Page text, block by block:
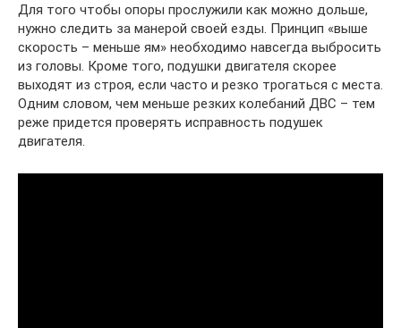
Для того чтобы опоры прослужили как можно дольше,
нужно следить за манерой своей езды. Принцип «выше
скорость – меньше ям» необходимо навсегда выбросить
из головы. Кроме того, подушки двигателя скорее
выходят из строя, если часто и резко трогаться с места.
Одним словом, чем меньше резких колебаний ДВС – тем
реже придется проверять исправность подушек
двигателя.